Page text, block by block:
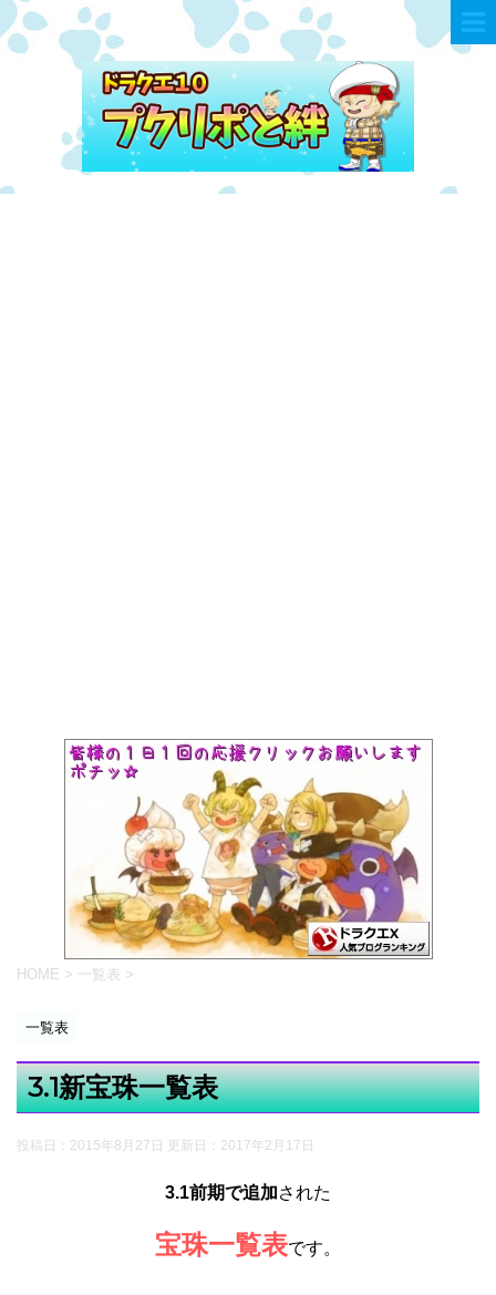
HOME > 一覧表 >
一覧表
3.1新宝珠一覧表
投稿日：2015年8月27日 更新日： 2017年2月17日
3.1前期で追加された
宝珠一覧表です。